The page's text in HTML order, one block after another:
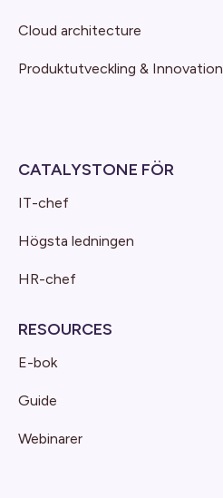
Cloud architecture
Produktutveckling & Innovation
CATALYSTONE FÖR
IT-chef
Högsta ledningen
HR-chef
RESOURCES
E-bok
Guide
Webinarer